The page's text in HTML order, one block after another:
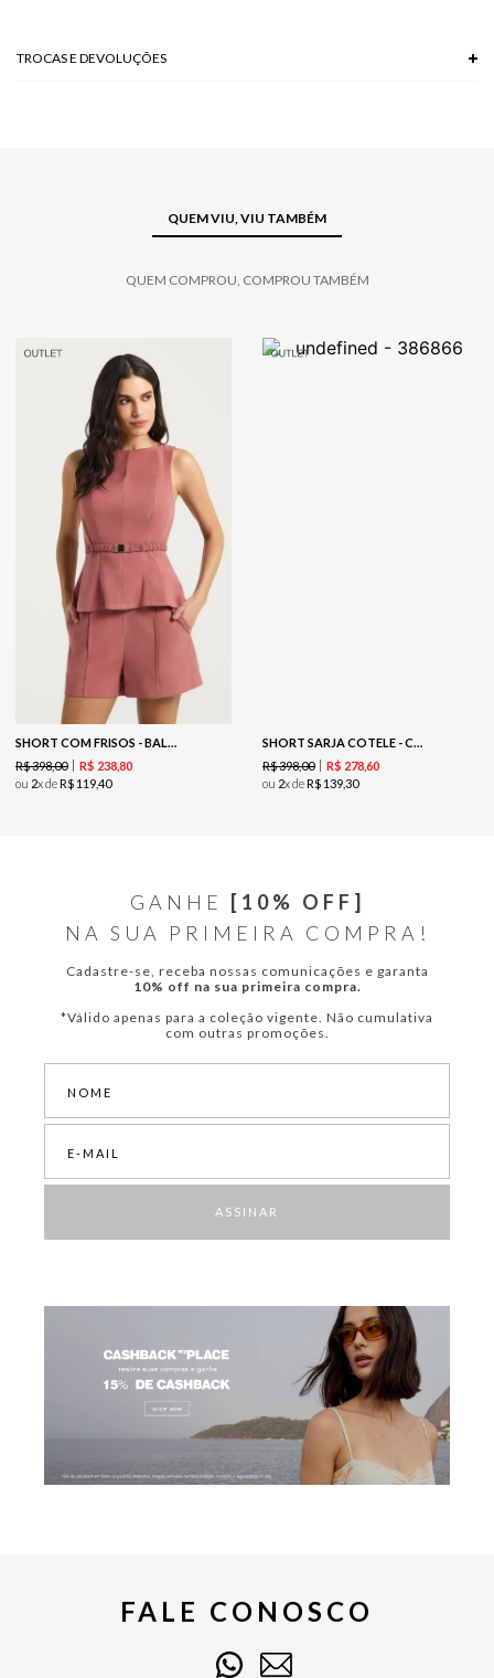
TROCAS E DEVOLUÇÕES
QUEM VIU, VIU TAMBÉM
QUEM COMPROU, COMPROU TAMBÉM
SHORT COM FRISOS - BALLET
R$398,00 R$ 23880
ou 2x deR$ 11940
SHORT SARJA COTELE - CREME
R$398,00 R$ 27860
ou 2x deR$ 13930
GANHE
[10% OFF]
NA SUA PRIMEIRA COMPRA!
Cadastre-se, receba nossas comunicações e garanta
10% off na sua primeira compra.
*Válido apenas para a coleção vigente. Não cumulativa
com outras promoções.
ASSINAR
FALE CONOSCO